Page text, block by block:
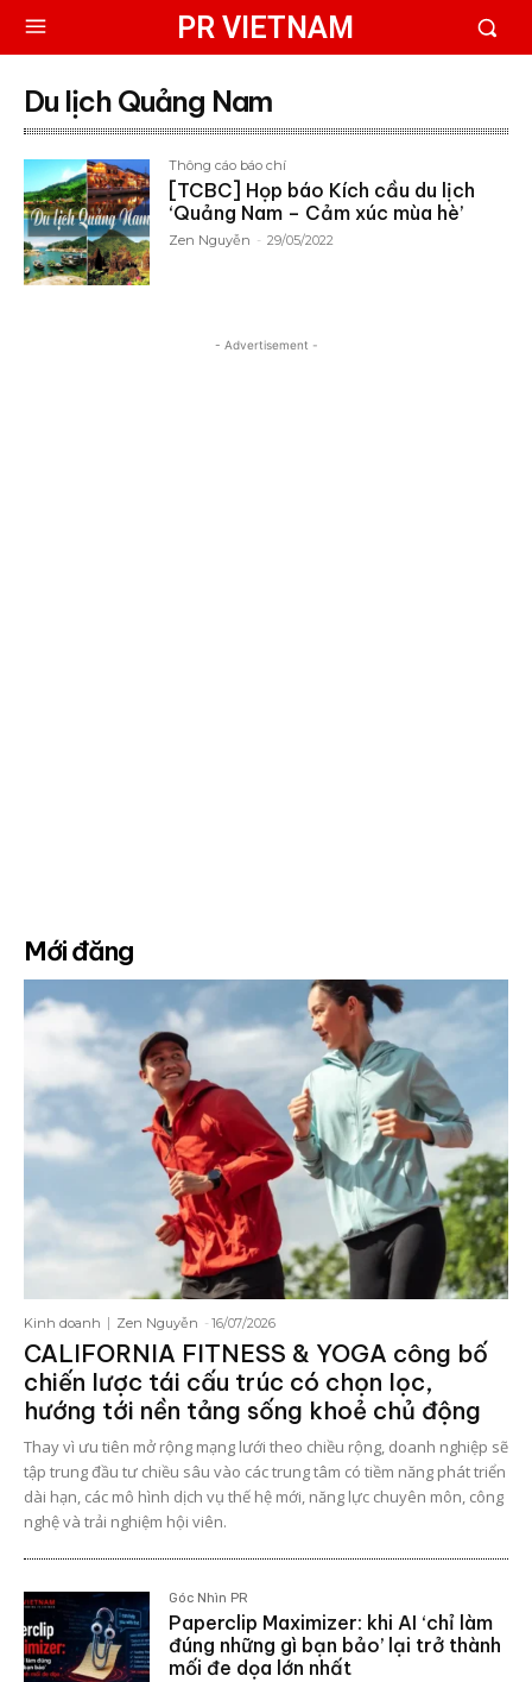
PR VIETNAM
Du lịch Quảng Nam
Thông cáo báo chí
[TCBC] Họp báo Kích cầu du lịch
‘Quảng Nam – Cảm xúc mùa hè’
Zen Nguyễn - 29/05/2022
- Advertisement -
Mới đăng
Kinh doanh Zen Nguyễn - 16/07/2026
CALIFORNIA FITNESS & YOGA công bố
chiến lược tái cấu trúc có chọn lọc,
hướng tới nền tảng sống khoẻ chủ động
Thay vì ưu tiên mở rộng mạng lưới theo chiều rộng, doanh nghiệp sẽ
tập trung đầu tư chiều sâu vào các trung tâm có tiềm năng phát triển
dài hạn, các mô hình dịch vụ thế hệ mới, năng lực chuyên môn, công
nghệ và trải nghiệm hội viên.
Góc Nhìn PR
Paperclip Maximizer: khi AI ‘chỉ làm
đúng những gì bạn bảo’ lại trở thành
mối đe dọa lớn nhất